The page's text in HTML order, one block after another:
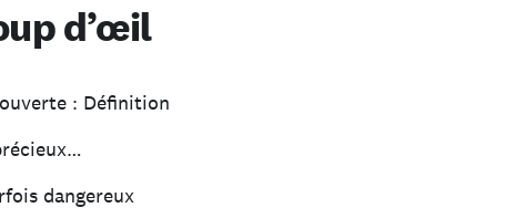
d’œil
: Définition
dangereux